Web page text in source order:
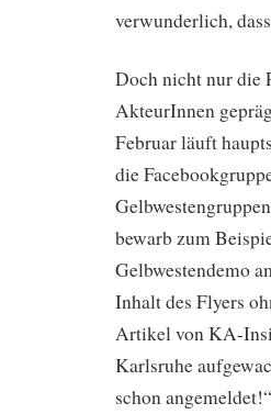
verwunderlich,
Doch nicht nur die
AkteurInnen
Februar läuft
die
bewarb zum
Gelbwestendemo
Inhalt des Flyers
Artikel von KA-
Karlsruhe
schon